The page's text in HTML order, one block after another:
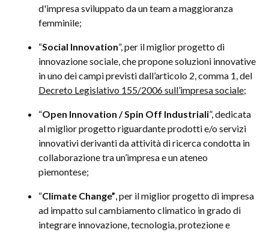
d'impresa sviluppato da un team a maggioranza
femminile;
“Social Innovation”, per il miglior progetto di
innovazione sociale, che propone soluzioni innovative
in uno dei campi previsti dall’articolo 2, comma 1, del
Decreto Legislativo 155/2006 sull’impresa sociale;
“Open Innovation / Spin Off Industriali”, dedicata
al miglior progetto riguardante prodotti e/o servizi
innovativi derivanti da attività di ricerca condotta in
collaborazione tra un’impresa e un ateneo
piemontese;
“Climate Change”, per il miglior progetto di impresa
ad impatto sul cambiamento climatico in grado di
integrare innovazione, tecnologia, protezione e